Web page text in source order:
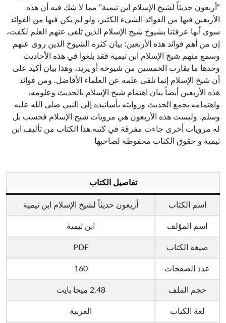
“أربعون حديثاً لشيخ الإسلام ابن تيمية” مما لا شك فيه أن هذه
الأربعين فيها من الفوائد الشيء الكثير، ولو لم يكن فيها من الفوائد
سوى أنها عرفتنا بشيوخ شيخ الإسلام الذين تلقى عنهم العلم لكفت،
إن من أهم فوائد هذه الأربعين: بيان كثرة الشيوخ الذين روى عنهم
وسمع منهم شيخ الإسلام ابن تيمية فقد بلغوا في هذه الأحاديث
وحدها ما يقارب الخمسين من شيوخه أو يزيد، وهذا بيان أكيد على
أن شيخ الإسلام إنما تلقى علمه عن العلماء الأفاضل. ومن فوائد
هذه الأربعين أيضاً بيان اهتمام شيخ الإسلام بالحديث وعلومه،
واهتمامه بجمع الحديث وروايته بأسانيده إلى النبي صلى الله عليه
وسلم. وليست هذه الأربعون هي مرويات شيخ الإسلام فحسب بل
له مرويات أخرى جاءت مفرقة في كتبه.هذا الكتاب من تأليف ابن
تيمية و حقوق الكتاب محفوظة لصاحبها
تفاصيل الكتاب
اسم الكتاب أربعون حديثاً لشيخ الإسلام ابن تيمية
اسم المؤلف ابن تيمية
صيغة الكتاب PDF
عدد الصفحات 160
حجم الملف 2.48 ميجا بايت
لغة الكتاب العربية